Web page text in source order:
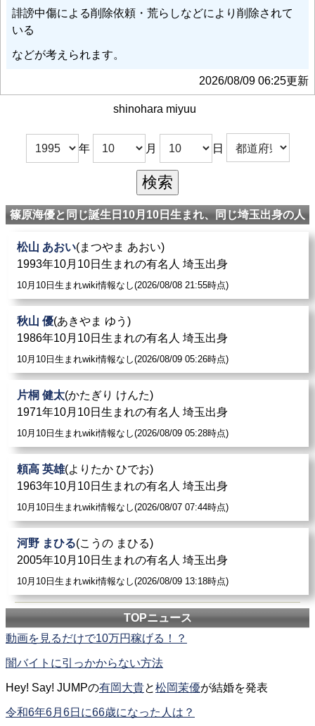
誹謗中傷による削除依頼・荒らしなどにより削除されて
いる
などが考えられます。
2026/08/09 06:25更新
shinohara miyuu
年 月 日
篠原海優と同じ誕生日10月10日生まれ、同じ埼玉出身の人
松山 あおい(まつやま あおい)
1993年10月10日生まれの有名人 埼玉出身
10月10日生まれwiki情報なし(2026/08/08 21:55時点)
秋山 優(あきやま ゆう)
1986年10月10日生まれの有名人 埼玉出身
10月10日生まれwiki情報なし(2026/08/09 05:26時点)
片桐 健太(かたぎり けんた)
1971年10月10日生まれの有名人 埼玉出身
10月10日生まれwiki情報なし(2026/08/09 05:28時点)
頼高 英雄(よりたか ひでお)
1963年10月10日生まれの有名人 埼玉出身
10月10日生まれwiki情報なし(2026/08/07 07:44時点)
河野 まひる(こうの まひる)
2005年10月10日生まれの有名人 埼玉出身
10月10日生まれwiki情報なし(2026/08/09 13:18時点)
TOPニュース
動画を見るだけで10万円稼げる！？
闇バイトに引っかからない方法
Hey! Say! JUMPの有岡大貴と松岡茉優が結婚を発表
令和6年6月6日に66歳になった人は？